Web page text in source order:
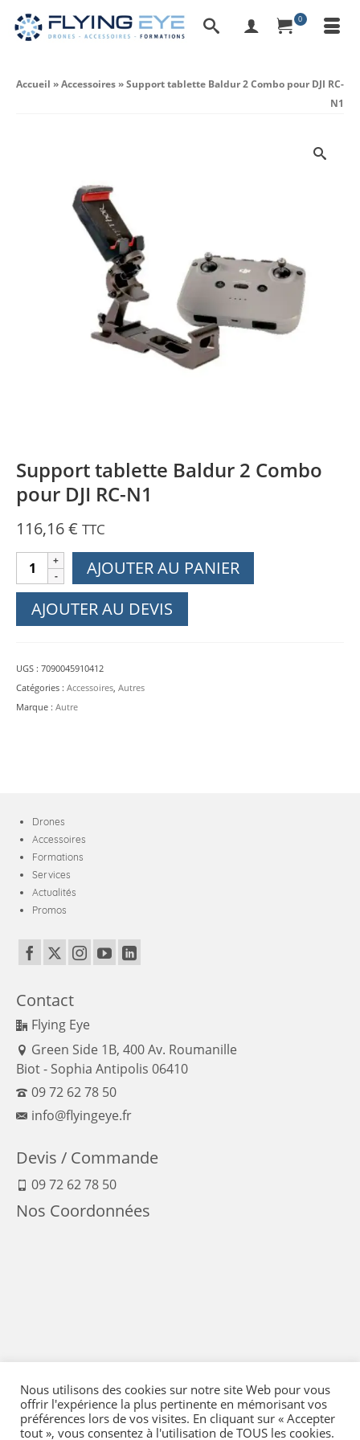
0
Accueil »Accessoires»Support tablette Baldur 2 Combo pour DJI RC-
N1
Support tablette Baldur 2 Combo
pour DJI RC-N1
116,16€ TTC
quantité
de
Support
tablette
Combo
pour
DJI
AJOUTER AU PANIER
AJOUTER AU DEVIS
UGS : 7090045910412
Catégories : Accessoires, Autres
Marque : Autre
Drones
Accessoires
Formations
Services
Actualités
Promos
Contact
Flying Eye
Green Side 1B, 400 Av. Roumanille
Biot - Sophia Antipolis 06410
09 72 62 78 50
info@flyingeye.fr
Devis / Commande
09 72 62 78 50
Nos Coordonnées
Nous utilisons des cookies sur notre site Web pour vous
offrir l'expérience la plus pertinente en mémorisant vos
préférences lors de vos visites. En cliquant sur « Accepter
tout », vous consentez à l'utilisation de TOUS les cookies.